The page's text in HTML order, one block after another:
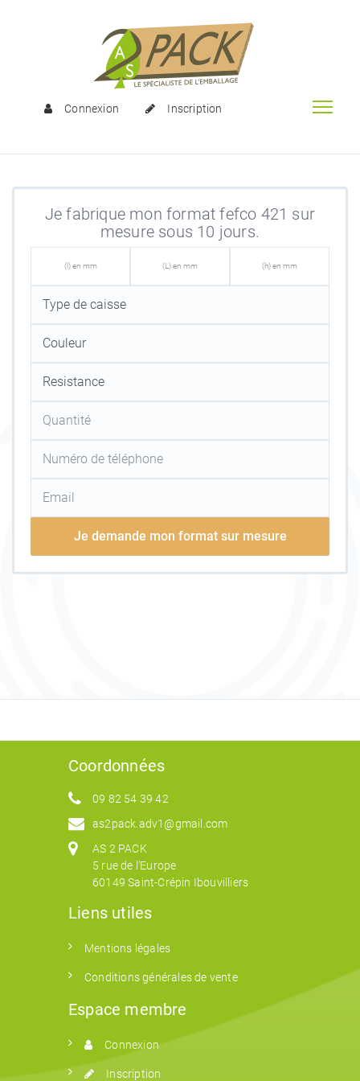
Connexion Inscription
Je fabrique mon format fefco 421 sur
mesure sous 10 jours.
Je demande mon format sur mesure
Coordonnées
09 82 54 39 42
as2pack.adv1@gmail.com
AS 2 PACK
5 rue de l'Europe
60149 Saint-Crépin Ibouvilliers
Liens utiles
Mentions légales
Conditions générales de vente
Espace membre
Connexion
Inscription